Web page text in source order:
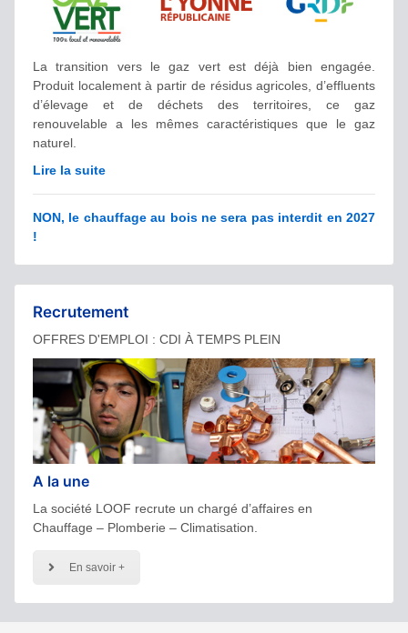
La transition vers le gaz vert est déjà bien engagée.
Produit localement à partir de résidus agricoles, d’effluents
d’élevage et de déchets des territoires, ce gaz
renouvelable a les mêmes caractéristiques que le gaz
naturel.
Lire la suite
NON, le chauffage au bois ne sera pas interdit en 2027
!
Recrutement
OFFRES D'EMPLOI : CDI À TEMPS PLEIN
A la une
La société LOOF recrute un chargé d’affaires en
Chauffage – Plomberie – Climatisation.
En savoir +